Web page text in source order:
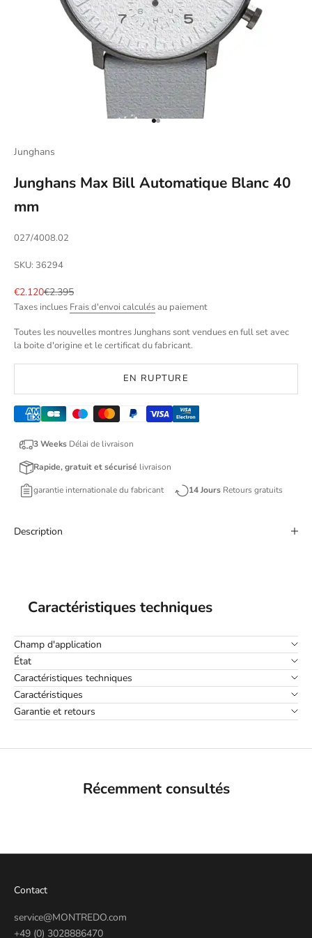
Aller à l'élément 1
Aller à l'élément 2
Junghans
Junghans Max Bill Automatique Blanc 40
mm
027/4008.02
SKU: 36294
Prix de vente
€2.120Prix normal
€2.395
Taxes inclues Frais d'envoi calculésau paiement
Toutes les nouvelles montres Junghans sont vendues en full set avec
la boite d'origine et le certificat du fabricant.
EN RUPTURE
3 Weeks Délai de livraison
Rapide, gratuit et sécurisé livraison
garantie internationale du fabricant 14 Jours Retours gratuits
Description
Caractéristiques techniques
Champ d'application
État
Caractéristiques techniques
Caractéristiques
Garantie et retours
Récemment consultés
Contact
service@MONTREDO.com
+49 (0) 3028886470